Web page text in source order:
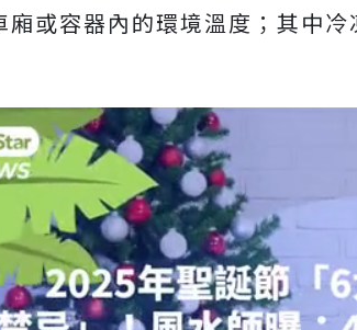
廂或容器內的環境溫度；其中